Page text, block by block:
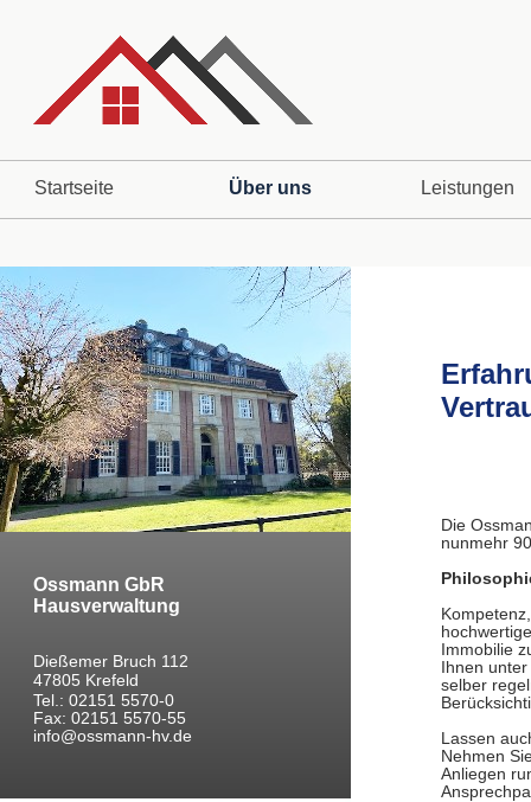
Die
nunmehr
Immobilie
Ihnen
selber
Lassen
Nehmen
Anliegen
Ossmann GbR
Hausverwaltung
Dießemer Bruch 112
47805 Krefeld
Tel.: 02151 5570-0
Fax: 02151 5570-55
info@ossmann-hv.de
Startseite Über uns Leistungen